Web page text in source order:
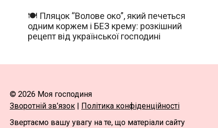
🍽️ Пляцок “Волове око”, який печеться
одним коржем і БЕЗ крему: розкішний
рецепт від української господині
© 2026 Моя господиня
Зворотній зв’язок
Політика конфіденційності
Звертаємо вашу увагу на те, що матеріали сайту